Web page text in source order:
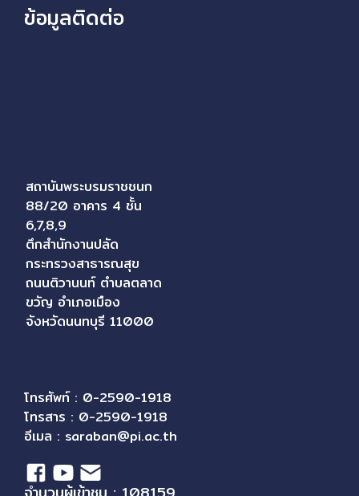
ข้อมูลติดต่อ
สถาบันพระบรมราชชนก
88/20 อาคาร 4 ชั้น
6,7,8,9
ตึกสำนักงานปลัด
กระทรวงสาธารณสุข
ถนนติวานนท์ ตำบลตลาด
ขวัญ อำเภอเมือง
จังหวัดนนทบุรี 11000
โทรศัพท์ : 0-2590-1918
โทรสาร : 0-2590-1918
อีเมล : saraban@pi.ac.th